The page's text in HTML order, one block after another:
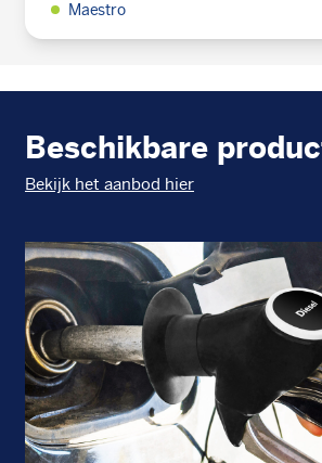
Maestro
Beschikbare
Bekijk het aanbod hier